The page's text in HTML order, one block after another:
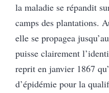
la maladie se répandit
camps des plantations.
elle se propagea
puisse clairement
reprit en janvier 1867
d’épidémie pour la